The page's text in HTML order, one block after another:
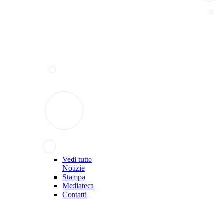
Vedi tutto
Notizie
Stampa
Mediateca
Contatti